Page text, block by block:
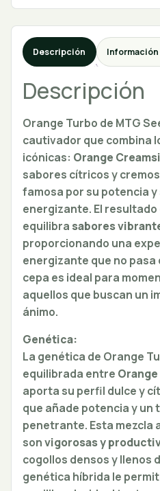
Descripción
Descripción
Orange Turbo de MTG
cautivador que combina
icónicas: Orange
sabores cítricos y
famosa por su potencia
energizante. El
equilibra sabores
proporcionando una
energizante que no pasa
cepa es ideal para
aquellos que buscan un
ánimo.
Genética:
La genética de Orange
equilibrada entre
aporta su perfil dulce y
que añade potencia y un
penetrante. Esta mezcla
sonvigorosas y
cogollos densos y llenos
genética híbrida le